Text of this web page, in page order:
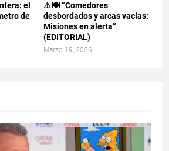
el
de
⚠️🍽️ “Comedores
desbordados y arcas vacías:
Misiones en alerta”
(EDITORIAL)
Marzo 19, 2026